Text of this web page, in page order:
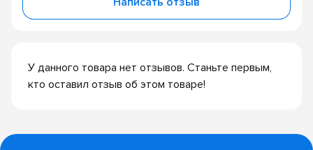
У данного товара нет отзывов. Станьте первым,
кто оставил отзыв об этом товаре!